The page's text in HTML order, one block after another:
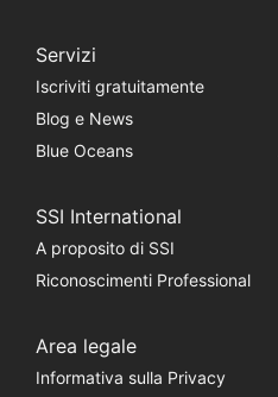
Servizi
Iscriviti gratuitamente
Blog e News
Blue Oceans
SSI International
A proposito di SSI
Riconoscimenti Professional
Area legale
Informativa sulla Privacy